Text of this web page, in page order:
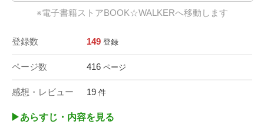
※電子書籍ストアBOOK☆WALKERへ移動します
登録数 149 登録
ページ数 416 ページ
感想・レビュー 19 件
▶︎あらすじ・内容を見る